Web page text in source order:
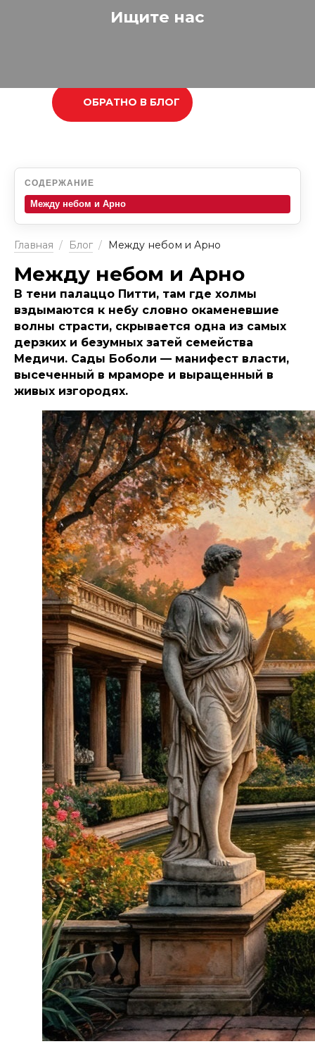
Ищите нас
ОБРАТНО В БЛОГ
СОДЕРЖАНИЕ
Между небом и Арно
Главная / Блог / Между небом и Арно
Между небом и Арно
В тени палаццо Питти, там где холмы
вздымаются к небу словно окаменевшие
волны страсти, скрывается одна из самых
дерзких и безумных затей семейства
Медичи. Сады Боболи — манифест власти,
высеченный в мраморе и выращенный в
живых изгородях.